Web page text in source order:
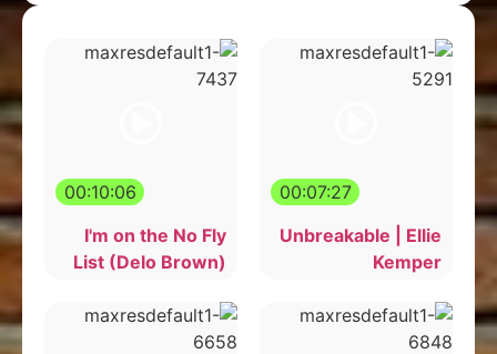
00:07:27
Unbreakable | Ellie
Kemper
00:10:06
I'm on the No Fly
List (Delo Brown)